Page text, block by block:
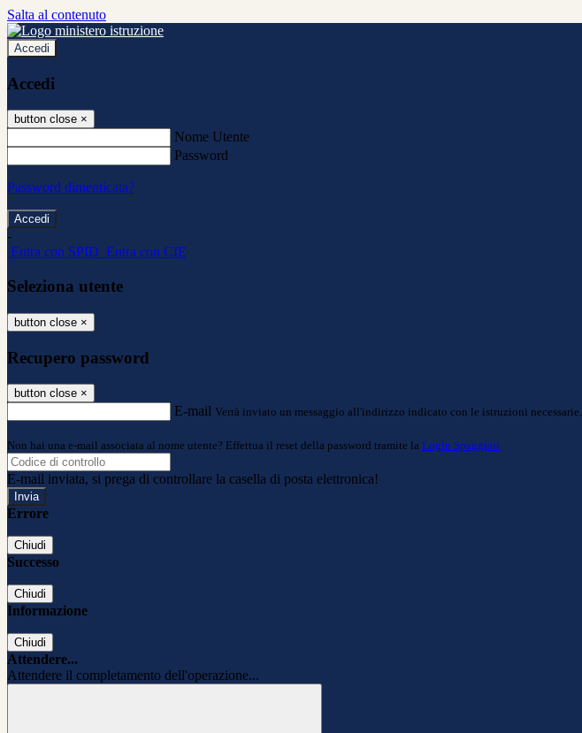
Salta al contenuto
Accedi
Accedi
button close ×
Nome Utente
Password
Password dimenticata?
-
Entra con SPID Entra con CIE
Seleziona utente
button close ×
Recupero password
button close ×
E-mail Verrà inviato un messaggio all'indirizzo indicato con le istruzioni necessarie.
Non hai una e-mail associata al nome utente? Effettua il reset della password tramite la Login Spaggiari
E-mail inviata, si prega di controllare la casella di posta elettronica!
Errore
Chiudi
Successo
Chiudi
Informazione
Chiudi
Attendere...
Attendere il completamento dell'operazione...